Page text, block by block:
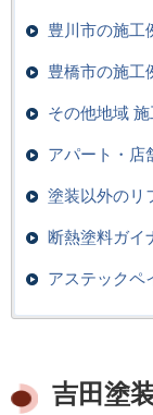
豊川市の施工
豊橋市の施工
その他地域 施
アパート・店
塗装以外のリ
断熱塗料ガイ
アステックペ
吉田塗